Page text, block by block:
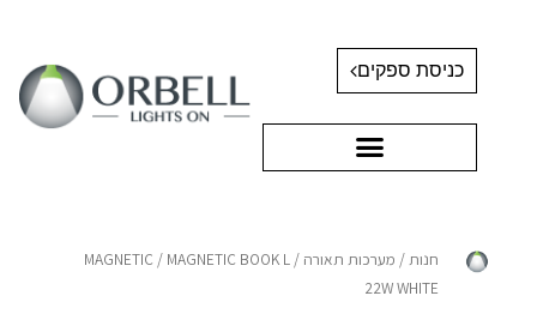
כניסת ספקים
חנות / מערכות תאורה /
MAGNETIC / MAGNETIC BOOK L
22W WHITE